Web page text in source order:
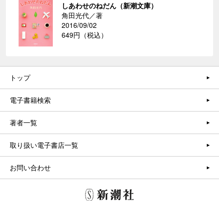
しあわせのねだん（新潮文庫）
角田光代／著
2016/09/02
649円（税込）
トップ
電子書籍検索
著者一覧
取り扱い電子書店一覧
お問い合わせ